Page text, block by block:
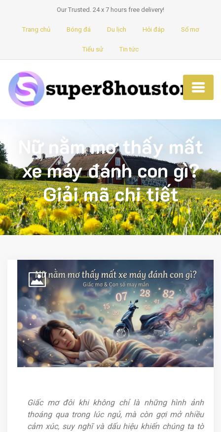
Our Trusted. 24 x 7 hours free delivery!
Trang chủ Bóng đá Du lịch Hỏi đáp Sổ mơ
Tiểu sử Tin tức
Nữ nằm mơ thấy mất
xe máy đánh con gì?
Giải mã chi tiết
Giấc mơ đôi khi không chỉ là những hình ảnh
thoáng qua trong lúc ngủ, mà còn gợi mở nhiều
cảm xúc, suy nghĩ và dấu hiệu khiến chúng ta tò